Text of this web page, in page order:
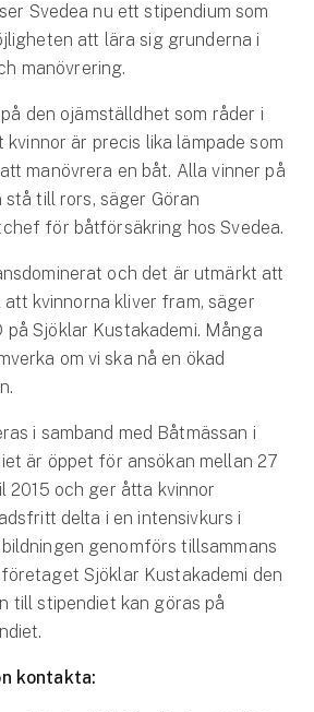
Svedea nu ett stipendium som
att lära sig grunderna i
manövrering.
den ojämställdhet som råder i
är precis lika lämpade som
manövrera en båt. Alla vinner på
till rors, säger Göran
för båtförsäkring hos Svedea.
och det är utmärkt att
kvinnorna kliver fram, säger
på Sjöklar Kustakademi. Många
om vi ska nå en ökad
i samband med Båtmässan i
är öppet för ansökan mellan 27
2015 och ger åtta kvinnor
delta i en intensivkurs i
genomförs tillsammans
Sjöklar Kustakademi den
till stipendiet kan göras på
kontakta: